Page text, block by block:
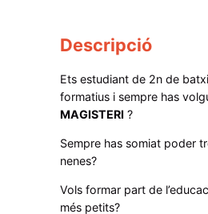
d
(
d
s
'
2
5
Descripció
Ets estudiant de 2n de
formatius i sempre has
MAGISTERI ?
Sempre has somiat poder
nenes?
Vols formar part de
més petits?